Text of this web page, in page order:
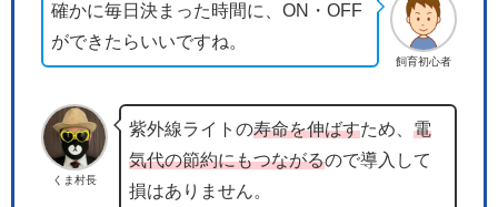
飼育初心者
確かに毎日決まった時間に、ON・OFF
ができたらいいですね。
くま村長
紫外線ライトの寿命を伸ばすため、 電
気代の節約にもつながるので導入して
損はありません。